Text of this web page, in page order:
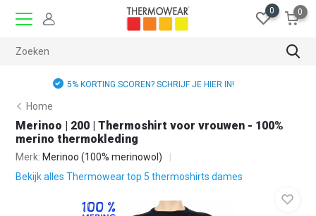
0 0
GRATIS RUILEN
Home
Merinoo | 200 | Thermoshirt voor vrouwen - 100%
merino thermokleding
Merk: Merinoo (100% merinowol)
Bekijk alles Thermowear top 5 thermoshirts dames